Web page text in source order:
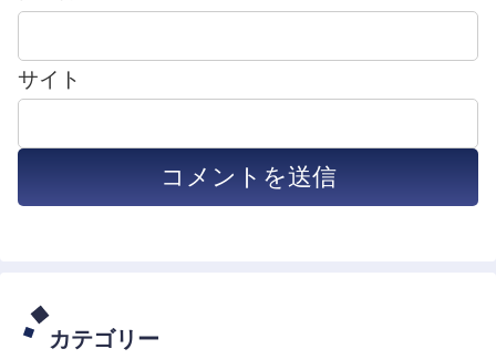
サイト
カテゴリー